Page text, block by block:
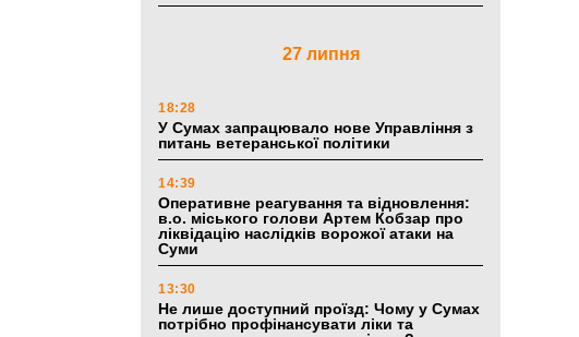
27 липня
18:28
У Сумах запрацювало нове Управління з
питань ветеранської політики
14:39
Оперативне реагування та відновлення:
в.о. міського голови Артем Кобзар про
ліквідацію наслідків ворожої атаки на
Суми
13:30
Не лише доступний проїзд: Чому у Сумах
потрібно профінансувати ліки та